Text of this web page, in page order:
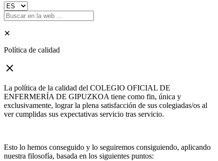
✕
Política de calidad
close
La política de la calidad del COLEGIO OFICIAL DE
ENFERMERÍA DE GIPUZKOA tiene como fin, única y
exclusivamente, lograr la plena satisfacción de sus colegiadas/os al
ver cumplidas sus expectativas servicio tras servicio.
Esto lo hemos conseguido y lo seguiremos consiguiendo, aplicando
nuestra filosofía, basada en los siguientes puntos: